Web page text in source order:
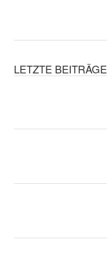
LETZTE BEITRÄGE